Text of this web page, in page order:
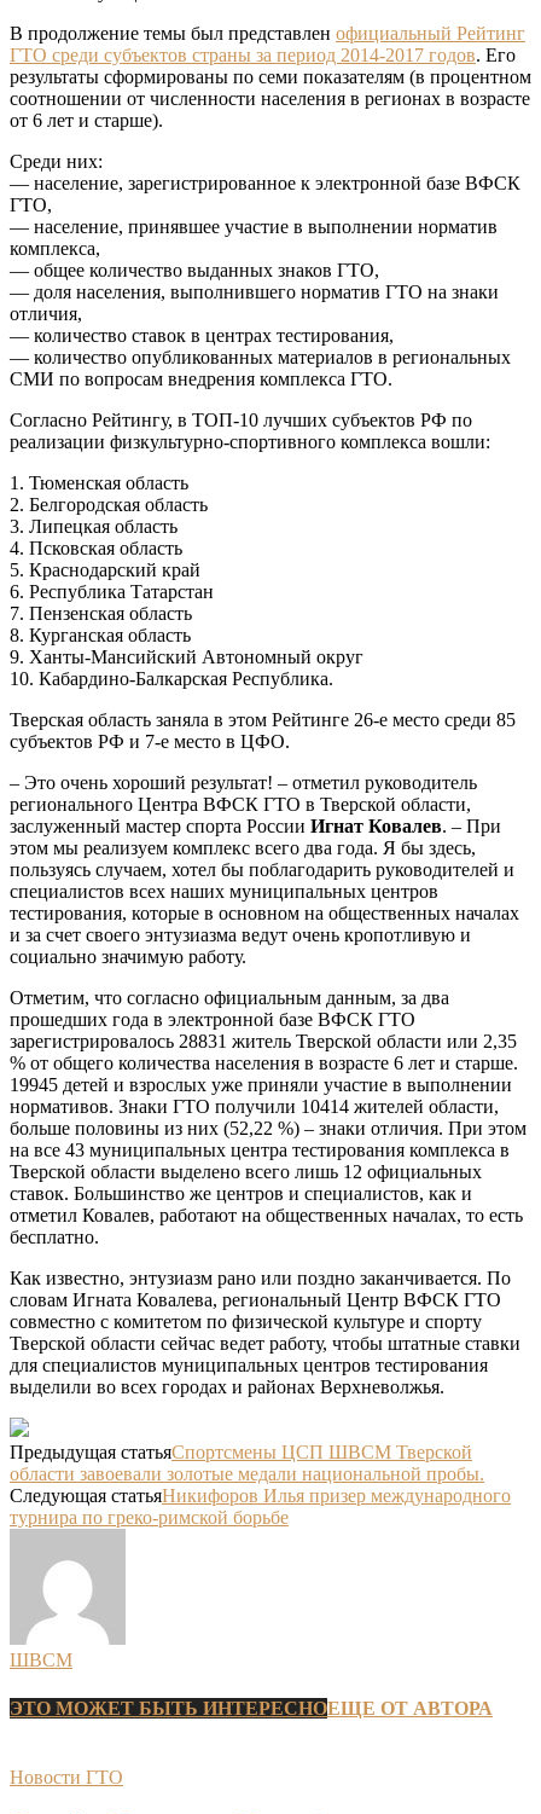
В продолжение темы был представлен официальный Рейтинг
ГТО среди субъектов страны за период 2014-2017 годов. Его
результаты сформированы по семи показателям (в процентном
соотношении от численности населения в регионах в возрасте
от 6 лет и старше).
Среди них:
— население, зарегистрированное к электронной базе ВФСК
ГТО,
— население, принявшее участие в выполнении норматив
комплекса,
— общее количество выданных знаков ГТО,
— доля населения, выполнившего норматив ГТО на знаки
отличия,
— количество ставок в центрах тестирования,
— количество опубликованных материалов в региональных
СМИ по вопросам внедрения комплекса ГТО.
Согласно Рейтингу, в ТОП-10 лучших субъектов РФ по
реализации физкультурно-спортивного комплекса вошли:
1. Тюменская область
2. Белгородская область
3. Липецкая область
4. Псковская область
5. Краснодарский край
6. Республика Татарстан
7. Пензенская область
8. Курганская область
9. Ханты-Мансийский Автономный округ
10. Кабардино-Балкарская Республика.
Тверская область заняла в этом Рейтинге 26-е место среди 85
субъектов РФ и 7-е место в ЦФО.
– Это очень хороший результат! – отметил руководитель
регионального Центра ВФСК ГТО в Тверской области,
заслуженный мастер спорта России Игнат Ковалев. – При
этом мы реализуем комплекс всего два года. Я бы здесь,
пользуясь случаем, хотел бы поблагодарить руководителей и
специалистов всех наших муниципальных центров
тестирования, которые в основном на общественных началах
и за счет своего энтузиазма ведут очень кропотливую и
социально значимую работу.
Отметим, что согласно официальным данным, за два
прошедших года в электронной базе ВФСК ГТО
зарегистрировалось 28831 житель Тверской области или 2,35
% от общего количества населения в возрасте 6 лет и старше.
19945 детей и взрослых уже приняли участие в выполнении
нормативов. Знаки ГТО получили 10414 жителей области,
больше половины из них (52,22 %) – знаки отличия. При этом
на все 43 муниципальных центра тестирования комплекса в
Тверской области выделено всего лишь 12 официальных
ставок. Большинство же центров и специалистов, как и
отметил Ковалев, работают на общественных началах, то есть
бесплатно.
Как известно, энтузиазм рано или поздно заканчивается. По
словам Игната Ковалева, региональный Центр ВФСК ГТО
совместно с комитетом по физической культуре и спорту
Тверской области сейчас ведет работу, чтобы штатные ставки
для специалистов муниципальных центров тестирования
выделили во всех городах и районах Верхневолжья.
Предыдущая статьяСпортсмены ЦСП ШВСМ Тверской
области завоевали золотые медали национальной пробы.
Следующая статьяНикифоров Илья призер международного
турнира по греко-римской борьбе
ШВСМ
ЭТО МОЖЕТ БЫТЬ ИНТЕРЕСНОЕЩЕ ОТ АВТОРА
Новости ГТО